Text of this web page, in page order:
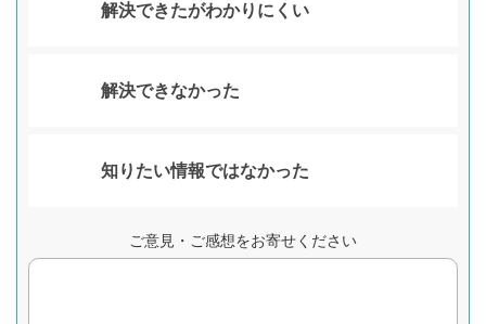
解決できたがわかりにくい
解決できなかった
知りたい情報ではなかった
ご意見・ご感想をお寄せください